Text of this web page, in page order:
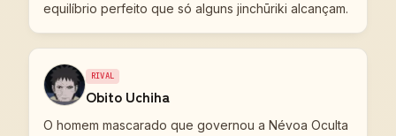
equilíbrio perfeito que só alguns jinchūriki alcançam.
RIVAL
Obito Uchiha
O homem mascarado que governou a Névoa Oculta